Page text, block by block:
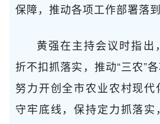
保障，推动各项工作部署落到
黄强在主持会议时指出
折不扣抓落实，推动“三农”
努力开创全市农业农村现代
守牢底线，保持定力抓落实